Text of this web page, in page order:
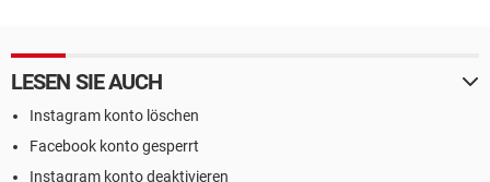
LESEN SIE AUCH
Instagram konto löschen
Facebook konto gesperrt
Instagram konto deaktivieren